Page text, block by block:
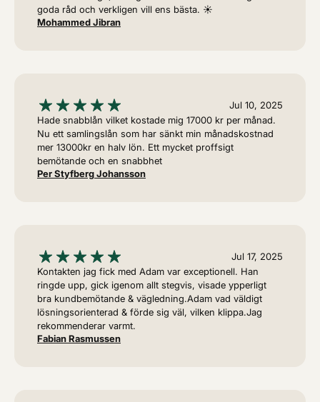
goda råd och verkligen vill ens bästa. ☀️
Mohammed Jibran
Jul 10, 2025
Hade snabblån vilket kostade mig 17000 kr per månad.
Nu ett samlingslån som har sänkt min månadskostnad
mer 13000kr en halv lön. Ett mycket proffsigt
bemötande och en snabbhet
Per Styfberg Johansson
Jul 17, 2025
Kontakten jag fick med Adam var exceptionell. Han
ringde upp, gick igenom allt stegvis, visade ypperligt
bra kundbemötande & vägledning.Adam vad väldigt
lösningsorienterad & förde sig väl, vilken klippa.Jag
rekommenderar varmt.
Fabian Rasmussen